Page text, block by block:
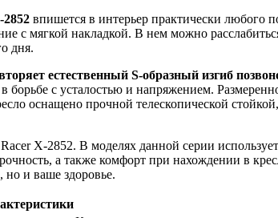
впишется в интерьер практически любого
с мягкой накладкой. В нем можно
дня.
естественный S-образный изгиб
борьбе с усталостью и напряжением.
оснащено прочной телескопической
X-2852. В моделях данной серии
а также комфорт при нахождении в
но и ваше здоровье.